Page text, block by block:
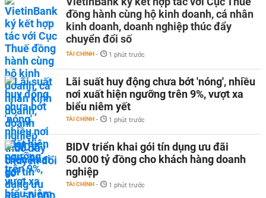
đồng hành cùng hộ kinh doanh, cá nhân
kinh doanh, doanh nghiệp thúc đẩy
chuyển đổi số
TÀI CHÍNH - 1 phút trước
Lãi suất huy động chưa bớt 'nóng', nhiều
nơi xuất hiện ngưỡng trên 9%, vượt xa
biểu niêm yết
TÀI CHÍNH - 1 phút trước
BIDV triển khai gói tín dụng ưu đãi
50.000 tỷ đồng cho khách hàng doanh
nghiệp
TÀI CHÍNH - 1 phút trước